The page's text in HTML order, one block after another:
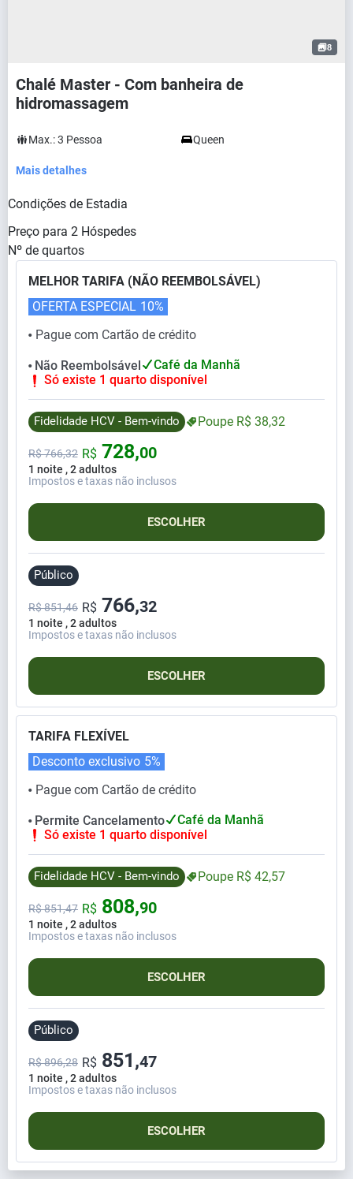
8
Chalé Master - Com banheira de
hidromassagem
Max.:3 Pessoa Queen
Mais detalhes
Condições de Estadia
Preço para 2 Hóspedes
Nº de quartos
MELHOR TARIFA (NÃO REEMBOLSÁVEL)
⬤ Pague com Cartão de crédito
OFERTA ESPECIAL 10%
⬤ Não Reembolsável
Café da Manhã
Só existe 1 quarto disponível
Fidelidade HCV - Bem-vindo Poupe R$ 38,32
1 noite , 2 adultos
R$766,32 R$ 728,00
Impostos e taxas não inclusos
ESCOLHER
Público
1 noite , 2 adultos
R$ 851,46 R$ 766,32
Impostos e taxas não inclusos
ESCOLHER
TARIFA FLEXÍVEL
⬤ Pague com Cartão de crédito
Desconto exclusivo 5%
⬤ Permite Cancelamento
Café da Manhã
Só existe 1 quarto disponível
Fidelidade HCV - Bem-vindo Poupe R$ 42,57
1 noite , 2 adultos
R$851,47 R$ 808,90
Impostos e taxas não inclusos
ESCOLHER
Público
1 noite , 2 adultos
R$ 896,28 R$ 851,47
Impostos e taxas não inclusos
ESCOLHER